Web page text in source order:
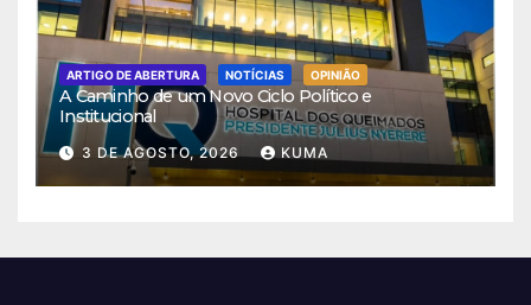
ARTIGO DE ABERTURA NOTÍCIAS OPINIÃO
A Caminho de um Novo Ciclo Político e
Institucional
3 DE AGOSTO, 2026 KUMA